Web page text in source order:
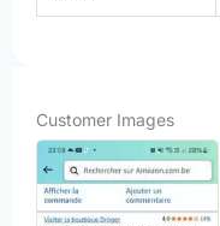
Customer Images